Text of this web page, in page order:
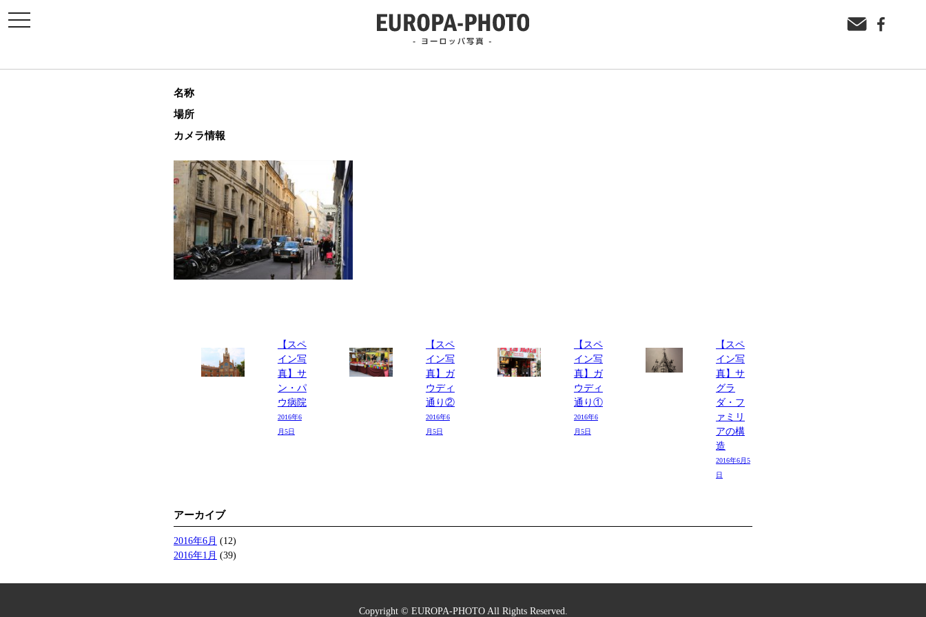
toggle
navigation
名称
場所
カメラ情報
【スペ
イン写
真】サ
ン・パ
ウ病院
2016年6
月5日
【スペ
イン写
真】ガ
ウディ
通り②
2016年6
月5日
【スペ
イン写
真】ガ
ウディ
通り①
2016年6
月5日
【スペ
イン写
真】サ
グラ
ダ・フ
ァミリ
アの構
造
2016年6月5
日
アーカイブ
2016年6月 (12)
2016年1月 (39)
Copyright © EUROPA-PHOTO All Rights Reserved.